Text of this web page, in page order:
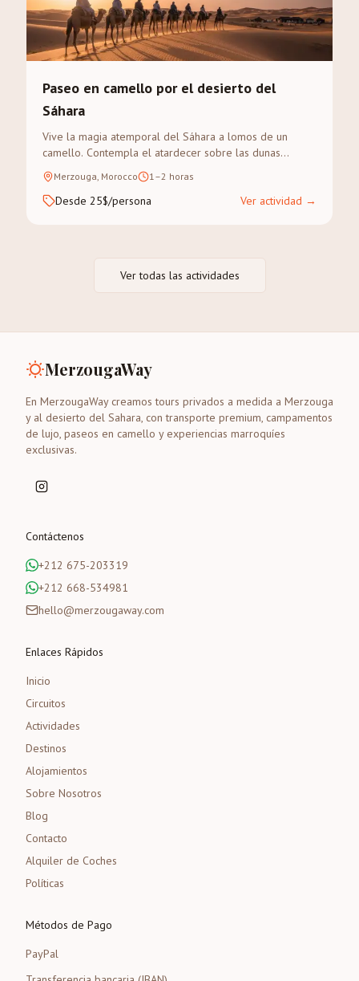
Paseo en camello por el desierto del
Sáhara
Vive la magia atemporal del Sáhara a lomos de un
camello. Contempla el atardecer sobre las dunas
doradas del Erg Chebbi en un trek guiado.
Merzouga, Morocco 1–2 horas
Desde 25$/persona Ver actividad →
Ver todas las actividades
MerzougaWay
En MerzougaWay creamos tours privados a medida a Merzouga
y al desierto del Sahara, con transporte premium, campamentos
de lujo, paseos en camello y experiencias marroquíes
exclusivas.
Contáctenos
+212 675-203319
+212 668-534981
hello@merzougaway.com
Enlaces Rápidos
Inicio
Circuitos
Actividades
Destinos
Alojamientos
Sobre Nosotros
Blog
Contacto
Alquiler de Coches
Políticas
Métodos de Pago
PayPal